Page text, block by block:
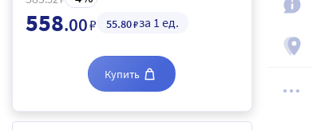
558.00₽ 55.80₽за 1 ед.
Купить